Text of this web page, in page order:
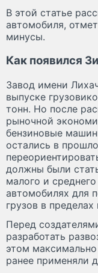
В этой статье
автомобиля,
минусы.
Как появился
Завод имени
выпуске
тонн. Но после
рыночной
бензиновые
остались в
должны были
малого и
автомобилях для
грузов в пределах
Перед
разработать
этом
ранее применяли